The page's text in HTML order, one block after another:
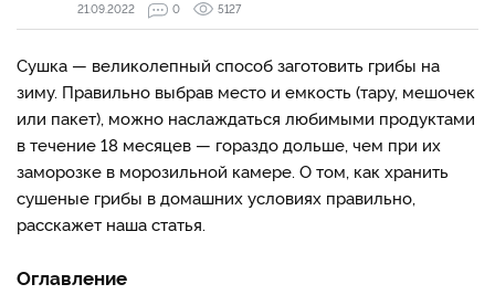
21.09.2022
0 5127
Сушка — великолепный способ заготовить грибы на
зиму. Правильно выбрав место и емкость (тару, мешочек
или пакет), можно наслаждаться любимыми продуктами
в течение 18 месяцев — гораздо дольше, чем при их
заморозке в морозильной камере. О том, как хранить
сушеные грибы в домашних условиях правильно,
расскажет наша статья.
Оглавление